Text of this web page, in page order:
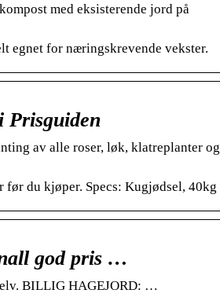
med eksisterende jord på
egnet for næringskrevende vekster.
Prisguiden
av alle roser, løk, klatreplanter og
før du kjøper. Specs: Kugjødsel, 40kg
god pris …
BILLIG HAGEJORD: …